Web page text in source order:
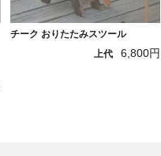
チーク おりたたみスツール
上代
6,800円